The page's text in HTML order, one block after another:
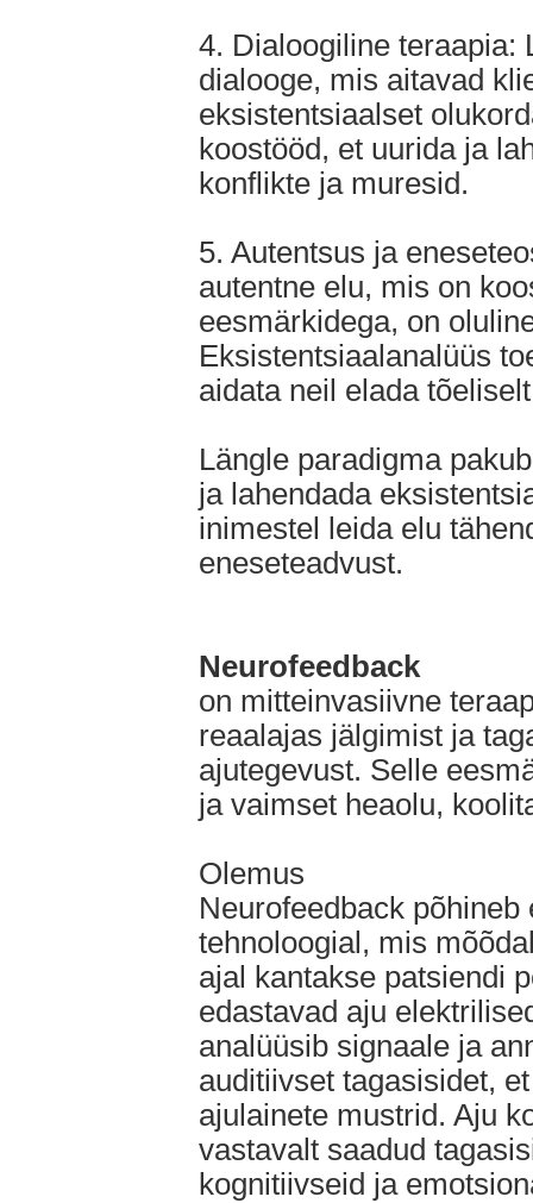
4. Dialoogiline teraapia:
dialooge, mis aitavad
eksistentsiaalset
koostööd, et uurida ja
konflikte ja muresid.
5. Autentsus ja
autentne elu, mis on
eesmärkidega, on
Eksistentsiaalanalüüs
aidata neil elada
Längle paradigma
ja lahendada
inimestel leida elu
eneseteadvust.
Neurofeedback
on mitteinvasiivne
reaalajas jälgimist ja
ajutegevust. Selle
ja vaimset heaolu,
Olemus
Neurofeedback
tehnoloogial, mis
ajal kantakse patsiendi
edastavad aju
analüüsib signaale ja
auditiivset tagasisidet,
ajulainete mustrid. Aju
vastavalt saadud
kognitiivseid ja